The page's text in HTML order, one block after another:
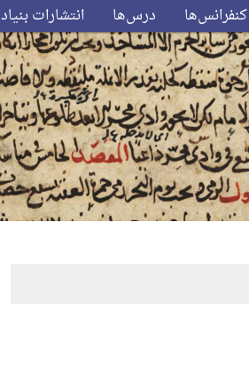
کنفرانس‌ها درس‌ها انتشارات بنیاد